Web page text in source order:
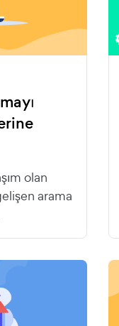
olan
arama